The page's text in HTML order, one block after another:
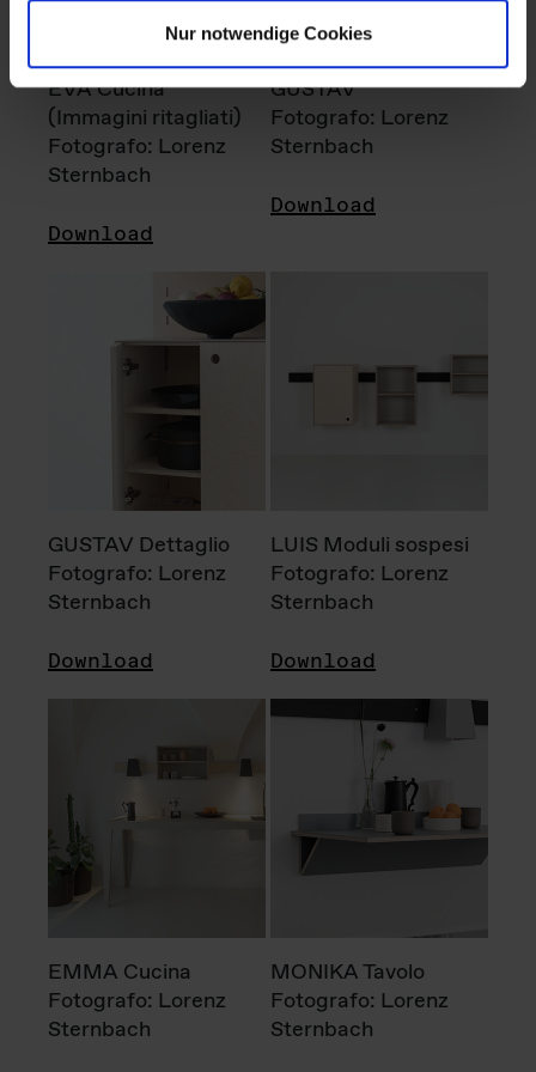
Nur notwendige Cookies
EVA Cucina
(Immagini ritagliati)
Fotografo: Lorenz
Sternbach
Download
GUSTAV
Fotografo: Lorenz
Sternbach
Download
GUSTAV Dettaglio
Fotografo: Lorenz
Sternbach
Download
LUIS Moduli sospesi
Fotografo: Lorenz
Sternbach
Download
EMMA Cucina
Fotografo: Lorenz
Sternbach
MONIKA Tavolo
Fotografo: Lorenz
Sternbach